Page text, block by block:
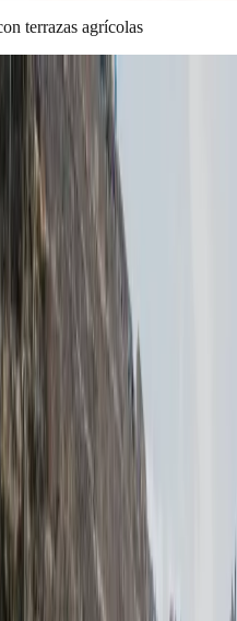
Soy Sadith Collatupa, viajera y
mega guía te cuento cómo vivir el
corazón abierto y el itinerario
del Valle Sagrado, sitios
consejos y esas pequeñas claves
Si estás planificando tu viaje,
Tabla de contenidos
Contexto del destino
Todos los lugares que
Yucay
Nota viajera
Deportes sugeridos en el
Cuatrimoto
Trekking
Escalada de roca y Vía
Zipline o tirolesa